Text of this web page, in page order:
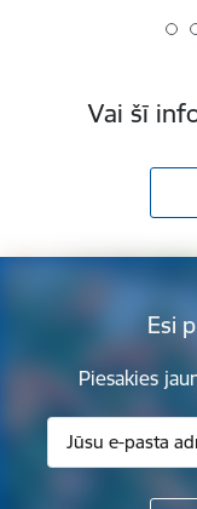
Vai šī
Esi
Piesakies